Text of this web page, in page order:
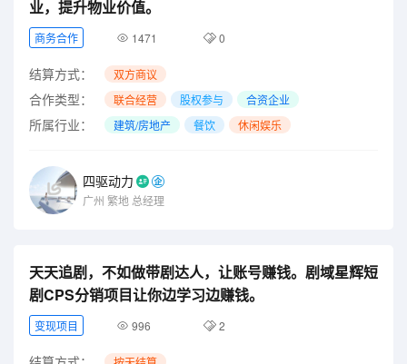
业，提升物业价值。
商务合作 1471 0
结算方式： 双方商议
合作类型： 联合经营 股权参与 合资企业
所属行业： 建筑/房地产 餐饮 休闲娱乐
四驱动力
广州 繁地 总经理
天天追剧，不如做带剧达人，让账号赚钱。剧域星辉短
剧CPS分销项目让你边学习边赚钱。
变现项目 996 2